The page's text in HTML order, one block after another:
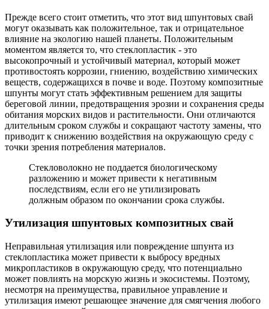
Прежде всего стоит отметить, что этот вид шпунтовых свай
могут оказывать как положительное, так и отрицательное
влияние на экологию нашей планеты. Положительным
моментом является то, что стеклопластик - это
высокопрочный и устойчивый материал, который может
противостоять коррозии, гниению, воздействию химических
веществ, содержащихся в почве и воде. Поэтому композитные
шпунты могут стать эффективным решением для защиты
береговой линии, предотвращения эрозии и сохранения среды
обитания морских видов и растительности. Они отличаются
длительным сроком службы и сокращают частоту замены, что
приводит к снижению воздействия на окружающую среду с
точки зрения потребления материалов.
Стекловолокно не поддается биологическому
разложению и может привести к негативным
последствиям, если его не утилизировать
должным образом по окончании срока службы.
Утилизация шпунтовых композитных свай
Неправильная утилизация или повреждение шпунта из
стеклопластика может привести к выбросу вредных
микропластиков в окружающую среду, что потенциально
может повлиять на морскую жизнь и экосистемы. Поэтому,
несмотря на преимущества, правильное управление и
утилизация имеют решающее значение для смягчения любого